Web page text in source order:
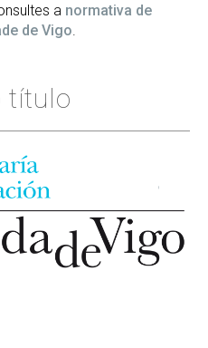
a normativa de
de Vigo.
título